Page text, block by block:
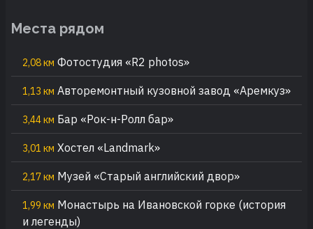
Места рядом
2,08 км Фотостудия «R2 photos»
1,13 км Авторемонтный кузовной завод «Аремкуз»
3,44 км Бар «Рок-н-Ролл бар»
3,01 км Хостел «Landmark»
2,17 км Музей «Старый английский двор»
1,99 км Монастырь на Ивановской горке (история
и легенды)